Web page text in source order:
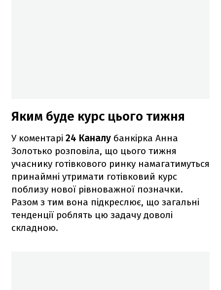
Яким буде курс цього тижня
У коментарі 24 Каналу банкірка Анна
Золотько розповіла, що цього тижня
учаснику готівкового ринку намагатимуться
принаймні утримати готівковий курс
поблизу нової рівноважної позначки.
Разом з тим вона підкреслює, що загальні
тенденції роблять цю задачу доволі
складною.